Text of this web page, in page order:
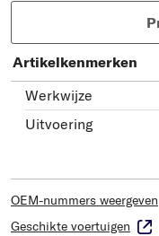
Artikelkenmerken
Werkwijze
Uitvoering
OEM-nummers weergeven
Geschikte voertuigen